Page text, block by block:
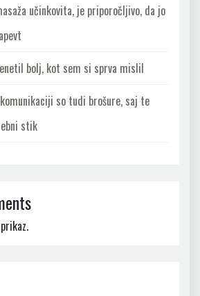
učinkovita, je priporočljivo, da jo
bolj, kot sem si sprva mislil
so tudi brošure, saj te
stik